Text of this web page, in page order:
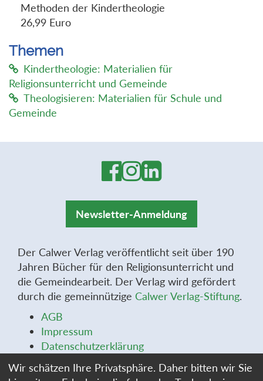
Methoden der Kindertheologie
26,99 Euro
Themen
Kindertheologie: Materialien für
Religionsunterricht und Gemeinde
Theologisieren: Materialien für Schule und
Gemeinde
Newsletter-Anmeldung
Der Calwer Verlag veröffentlicht seit über 190
Jahren Bücher für den Religionsunterricht und
die Gemeindearbeit. Der Verlag wird gefördert
durch die gemeinnützige Calwer Verlag-Stiftung.
AGB
Impressum
Datenschutzerklärung
Widerrufsbelehrung
Widerrufsformular
Wir schätzen Ihre Privatsphäre. Daher bitten wir Sie